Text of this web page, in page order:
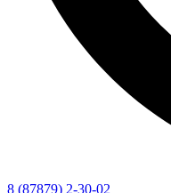
8 (87879) 2-30-02